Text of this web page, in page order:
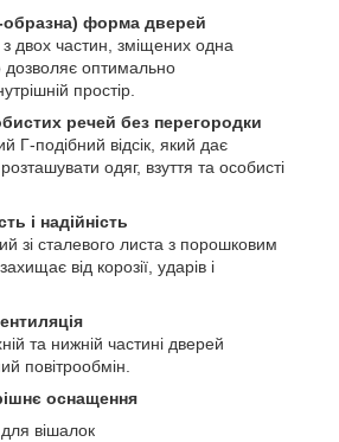
образна) форма дверей
двох частин, зміщених одна
дозволяє оптимально
простір.
речей без перегородки
Г-подібний відсік, який дає
одяг, взуття та особисті
і надійність
зі сталевого листа з порошковим
від корозії, ударів і
та нижній частині дверей
повітрообмін.
оснащення
вішалок